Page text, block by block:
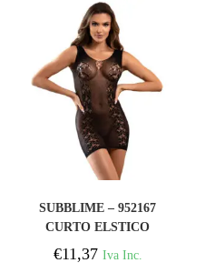
SUBBLIME – 952167
CURTO ELSTICO
FISHNET
BODYSTOCKING PRETO
€11,37 Iva Inc.